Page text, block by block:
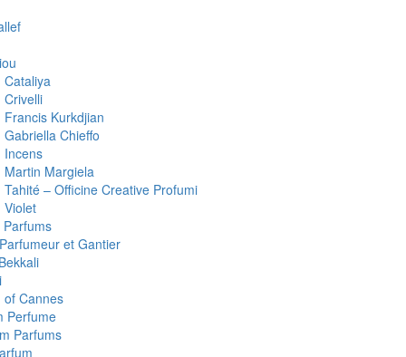
Crivelli
Francis Kurkdjian
Gabriella Chieffo
Incens
Martin Margiela
Tahité – Officine Creative Profumi
Violet
et Gantier
of Cannes
Perfume
Parfums